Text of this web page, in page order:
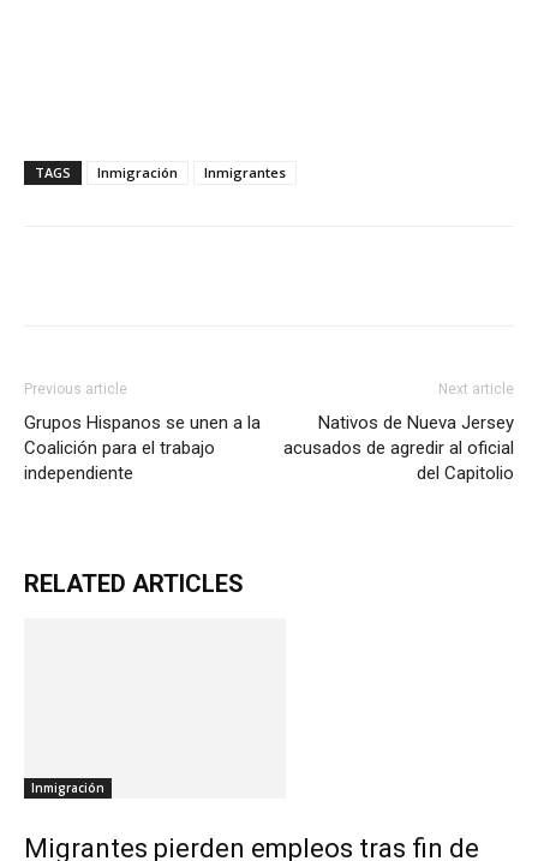
TAGS Inmigración Inmigrantes
Previous article
Grupos Hispanos se unen a la
Coalición para el trabajo
independiente
Next article
Nativos de Nueva Jersey
acusados de agredir al oficial
del Capitolio
RELATED ARTICLES
Inmigración
Migrantes pierden empleos tras fin de